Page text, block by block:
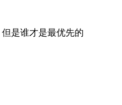
是谁才是最优先的